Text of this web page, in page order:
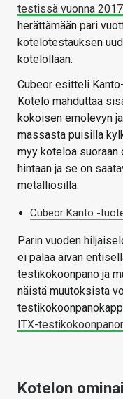
testissä vuonna 2017
herättämään pari
kotelotestauksen
kotelollaan.
Cubeor esitteli
Kotelo mahduttaa
kokoisen emolevyn
massasta puisilla
myy koteloa
hintaan ja se on
metalliosilla.
Cubeor Kanto -
Parin vuoden
ei palaa aivan
testikokoonpano ja
näistä muutoksista
ITX-
Kotelon